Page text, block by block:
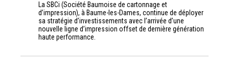
La SBCi (Société Baumoise de cartonnage et
d’impression), à Baume-les-Dames, continue de déployer
sa stratégie d’investissements avec l’arrivée d’une
nouvelle ligne d’impression offset de dernière génération
haute performance.